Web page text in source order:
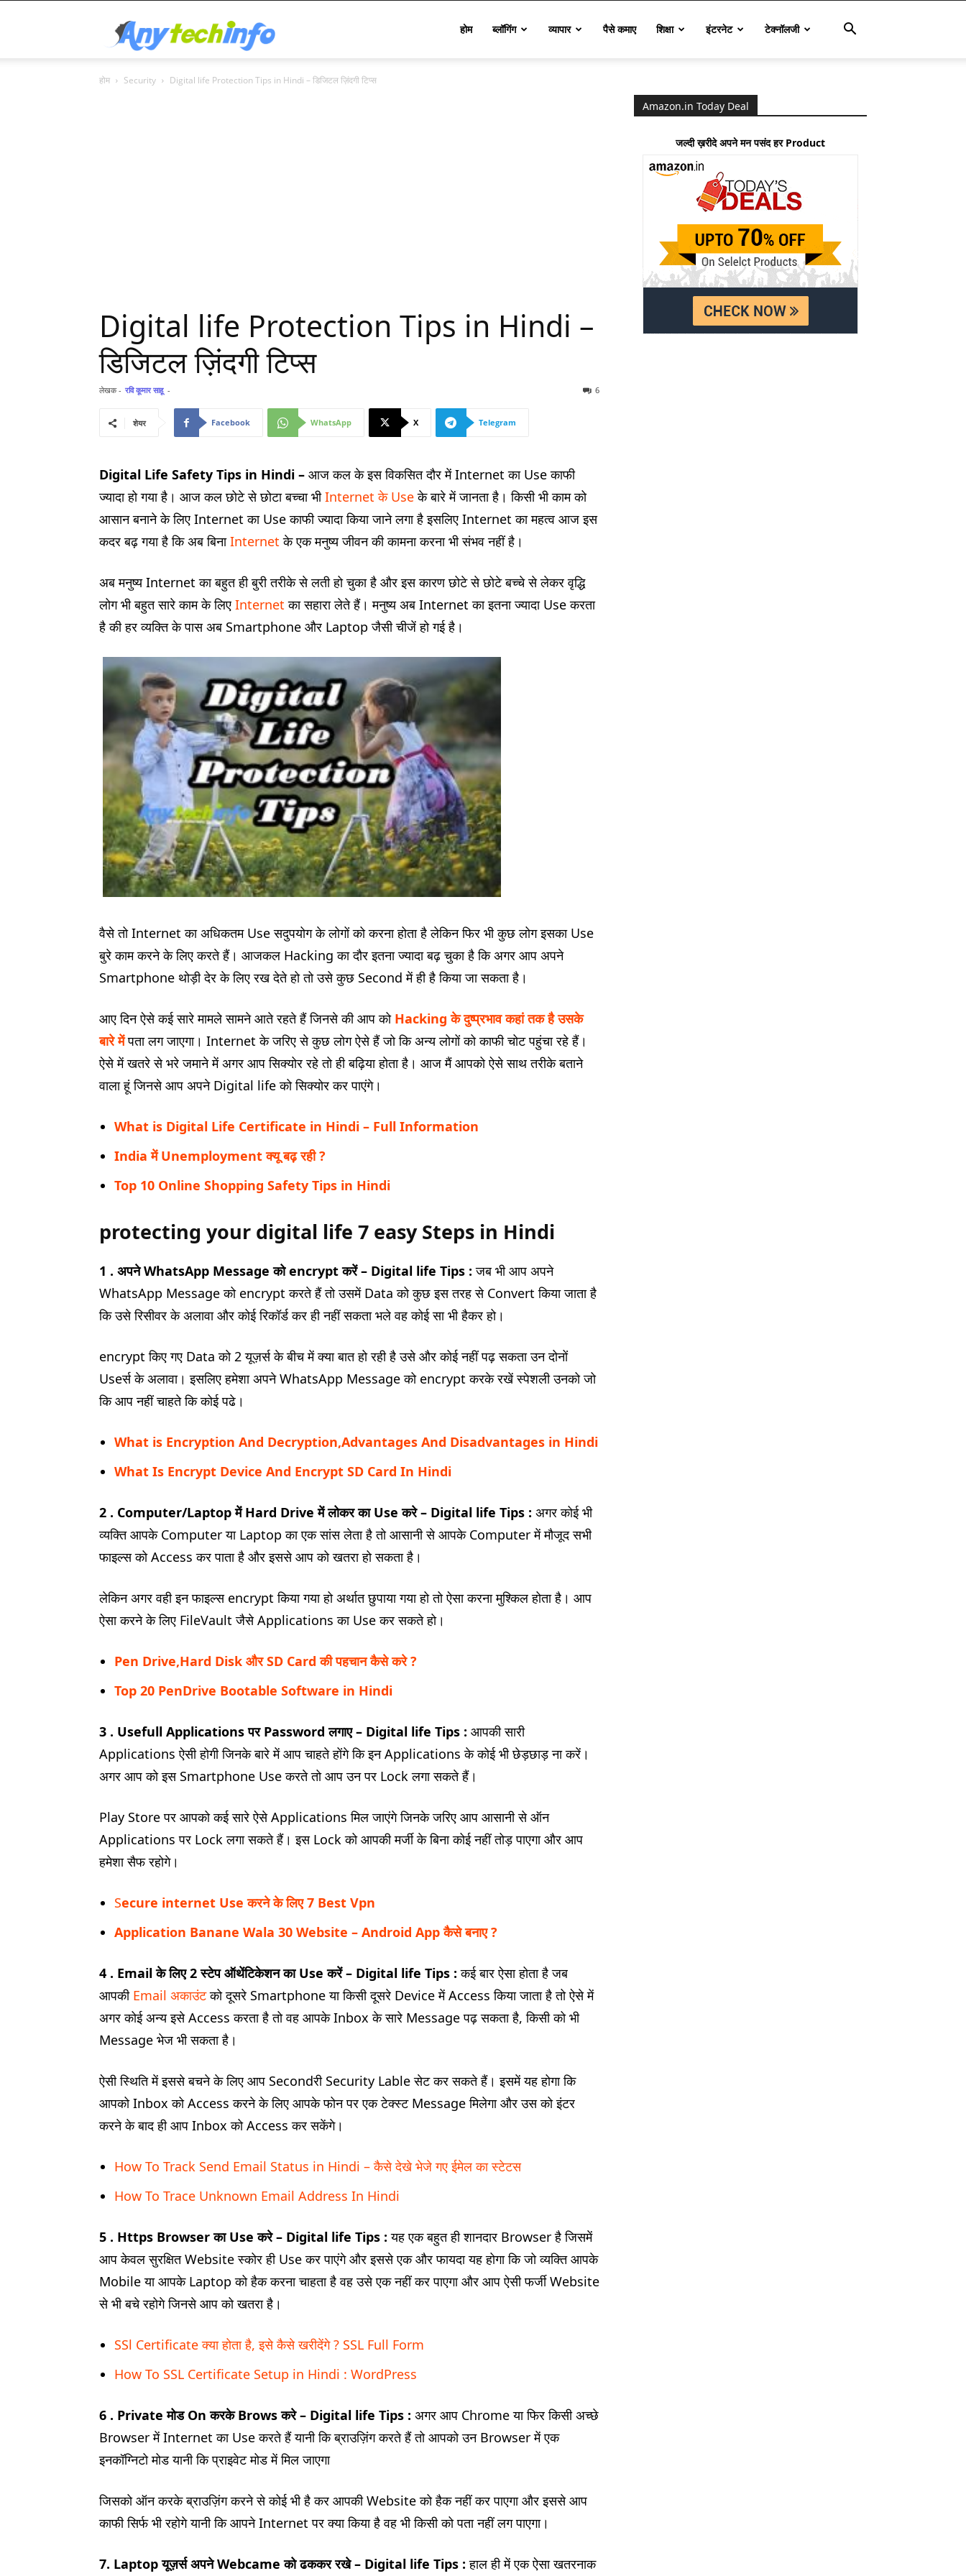
होम ब्लॉगिंग व्यापार पैसे कमाए शिक्षा इंटरनेट टेक्नॉलजी
होम Security Digital life Protection Tips in Hindi – डिजिटल ज़िंदगी टिप्स
Digital life Protection Tips in Hindi –
डिजिटल ज़िंदगी टिप्स
लेखक - रवि कूमार साहू - 6
शेयर Facebook WhatsApp X Telegram
Digital Life Safety Tips in Hindi – आज कल के इस विकसित दौर में Internet का Use काफी
ज्यादा हो गया है। आज कल छोटे से छोटा बच्चा भीInternet के Useके बारे में जानता है। किसी भी काम को
आसान बनाने के लिए Internet का Use काफी ज्यादा किया जाने लगा है इसलिए Internet का महत्व आज इस
कदर बढ़ गया है कि अब बिनाInternet के एक मनुष्य जीवन की कामना करना भी संभव नहीं है।
अब मनुष्य Internet का बहुत ही बुरी तरीके से लती हो चुका है और इस कारण छोटे से छोटे बच्चे से लेकर वृद्धि
लोग भी बहुत सारे काम के लिए Internet का सहारा लेते हैं। मनुष्य अब Internet का इतना ज्यादा Use करता
है की हर व्यक्ति के पास अब Smartphone और Laptop जैसी चीजें हो गई है।
वैसे तो Internet का अधिकतम Use सदुपयोग के लोगों को करना होता है लेकिन फिर भी कुछ लोग इसका Use
बुरे काम करने के लिए करते हैं। आजकल Hacking का दौर इतना ज्यादा बढ़ चुका है कि अगर आप अपने
Smartphone थोड़ी देर के लिए रख देते हो तो उसे कुछ Second में ही है किया जा सकता है।
आए दिन ऐसे कई सारे मामले सामने आते रहते हैं जिनसे की आप को Hacking के दुष्प्रभाव कहां तक है उसके
बारे में पता लग जाएगा। Internet के जरिए से कुछ लोग ऐसे हैं जो कि अन्य लोगों को काफी चोट पहुंचा रहे हैं।
ऐसे में खतरे से भरे जमाने में अगर आप सिक्योर रहे तो ही बढ़िया होता है। आज मैं आपको ऐसे साथ तरीके बताने
वाला हूं जिनसे आप अपने Digital life को सिक्योर कर पाएंगे।
What is Digital Life Certificate in Hindi – Full Information
India में Unemployment क्यू बढ़ रही ?
Top 10 Online Shopping Safety Tips in Hindi
protecting your digital life 7 easy Steps in Hindi
1 . अपने WhatsApp Message को encrypt करें – Digital life Tips : जब भी आप अपने
WhatsApp Message को encrypt करते हैं तो उसमें Data को कुछ इस तरह से Convert किया जाता है
कि उसे रिसीवर के अलावा और कोई रिकॉर्ड कर ही नहीं सकता भले वह कोई सा भी हैकर हो।
encrypt किए गए Data को 2 यूज़र्स के बीच में क्या बात हो रही है उसे और कोई नहीं पढ़ सकता उन दोनों
Useर्स के अलावा। इसलिए हमेशा अपने WhatsApp Message को encrypt करके रखें स्पेशली उनको जो
कि आप नहीं चाहते कि कोई पढे।
What is Encryption And Decryption,Advantages And Disadvantages in Hindi
What Is Encrypt Device And Encrypt SD Card In Hindi
2 . Computer/Laptop में Hard Drive में लोकर का Use करे – Digital life Tips : अगर कोई भी
व्यक्ति आपके Computer या Laptop का एक सांस लेता है तो आसानी से आपके Computer में मौजूद सभी
फाइल्स को Access कर पाता है और इससे आप को खतरा हो सकता है।
लेकिन अगर वही इन फाइल्स encrypt किया गया हो अर्थात छुपाया गया हो तो ऐसा करना मुश्किल होता है। आप
ऐसा करने के लिए FileVault जैसे Applications का Use कर सकते हो।
Pen Drive,Hard Disk और SD Card की पहचान कैसे करे ?
Top 20 PenDrive Bootable Software in Hindi
3 . Usefull Applications पर Password लगाए – Digital life Tips : आपकी सारी
Applications ऐसी होगी जिनके बारे में आप चाहते होंगे कि इन Applications के कोई भी छेड़छाड़ ना करें।
अगर आप को इस Smartphone Use करते तो आप उन पर Lock लगा सकते हैं।
Play Store पर आपको कई सारे ऐसे Applications मिल जाएंगे जिनके जरिए आप आसानी से ऑन
Applications पर Lock लगा सकते हैं। इस Lock को आपकी मर्जी के बिना कोई नहीं तोड़ पाएगा और आप
हमेशा सैफ रहोगे।
Secure internet Use करने के लिए 7 Best Vpn
Application Banane Wala 30 Website – Android App कैसे बनाए ?
4 . Email के लिए 2 स्टेप ऑथेंटिकेशन का Use करें – Digital life Tips : कई बार ऐसा होता है जब
आपकी Email अकाउंटको दूसरे Smartphone या किसी दूसरे Device में Access किया जाता है तो ऐसे में
अगर कोई अन्य इसे Access करता है तो वह आपके Inbox के सारे Message पढ़ सकता है, किसी को भी
Message भेज भी सकता है।
ऐसी स्थिति में इससे बचने के लिए आप Secondरी Security Lable सेट कर सकते हैं। इसमें यह होगा कि
आपको Inbox को Access करने के लिए आपके फोन पर एक टेक्स्ट Message मिलेगा और उस को इंटर
करने के बाद ही आप Inbox को Access कर सकेंगे।
How To Track Send Email Status in Hindi – कैसे देखे भेजे गए ईमेल का स्टेटस
How To Trace Unknown Email Address In Hindi
5 . Https Browser का Use करे – Digital life Tips : यह एक बहुत ही शानदार Browser है जिसमें
आप केवल सुरक्षित Website स्कोर ही Use कर पाएंगे और इससे एक और फायदा यह होगा कि जो व्यक्ति आपके
Mobile या आपके Laptop को हैक करना चाहता है वह उसे एक नहीं कर पाएगा और आप ऐसी फर्जी Website
से भी बचे रहोगे जिनसे आप को खतरा है।
SSl Certificate क्या होता है, इसे कैसे खरीदेंगे ? SSL Full Form
How To SSL Certificate Setup in Hindi : WordPress
6 . Private मोड On करके Brows करे – Digital life Tips : अगर आप Chrome या फिर किसी अच्छे
Browser में Internet का Use करते हैं यानी कि ब्राउज़िंग करते हैं तो आपको उन Browser में एक
इनकॉग्निटो मोड यानी कि प्राइवेट मोड में मिल जाएगा
जिसको ऑन करके ब्राउज़िंग करने से कोई भी है कर आपकी Website को हैक नहीं कर पाएगा और इससे आप
काफी सिर्फ भी रहोगे यानी कि आपने Internet पर क्या किया है वह भी किसी को पता नहीं लग पाएगा।
7. Laptop यूज़र्स अपने Webcame को ढककर रखे – Digital life Tips : हाल ही में एक ऐसा खतरनाक
Amazon.in Today Deal
जल्दी ख़रीदे अपने मन पसंद हर Product